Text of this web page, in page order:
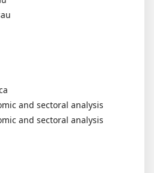
and sectoral analysis
and sectoral analysis